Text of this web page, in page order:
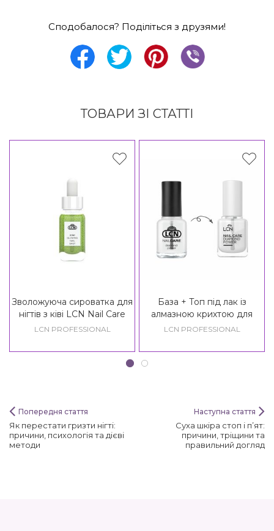
Сподобалося? Поділіться з друзями!
ТОВАРИ ЗІ СТАТТІ
Зволожуюча сироватка для
нігтів з ківі LCN Nail Care
Kiwi Glowing Nail Shot
LCN PROFESSIONAL
База + Топ під лак із
алмазною крихтою для
зміцнення нігтів LCN
LCN PROFESSIONAL
Попередня стаття
Як перестати гризти нігті:
причини, психологія та дієві
методи
Наступна стаття
Суха шкіра стоп і п’ят:
причини, тріщини та
правильний догляд